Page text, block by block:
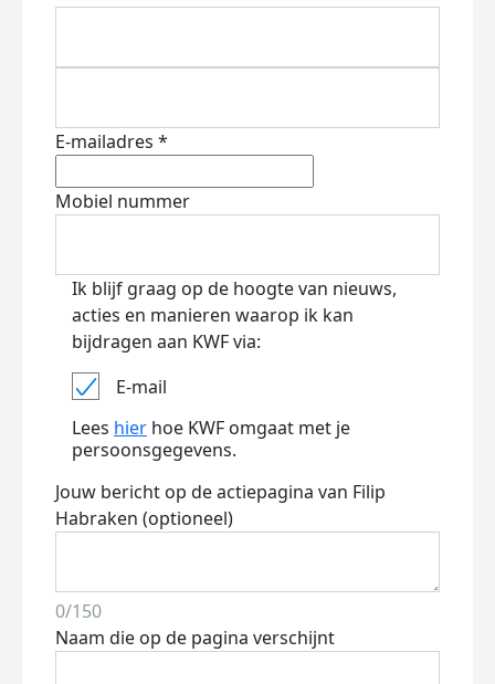
E-mailadres *
Mobiel nummer
Ik blijf graag op de hoogte van nieuws,
acties en manieren waarop ik kan
bijdragen aan KWF via:
E-mail
Lees hier hoe KWF omgaat met je
persoonsgegevens.
Jouw bericht op de actiepagina van Filip
Habraken (optioneel)
0/150
Naam die op de pagina verschijnt